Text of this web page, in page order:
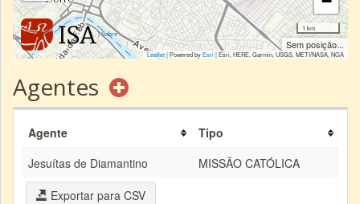
|Sobre
1 km
Sem posição...
Leaflet| Powered byEsri|Esri, HERE, Garmin, USGS, METI/NASA, NGA
Agentes
Agente
Tipo
Jesuítas de Diamantino
MISSÃO CATÓLICA
Exportar para CSV